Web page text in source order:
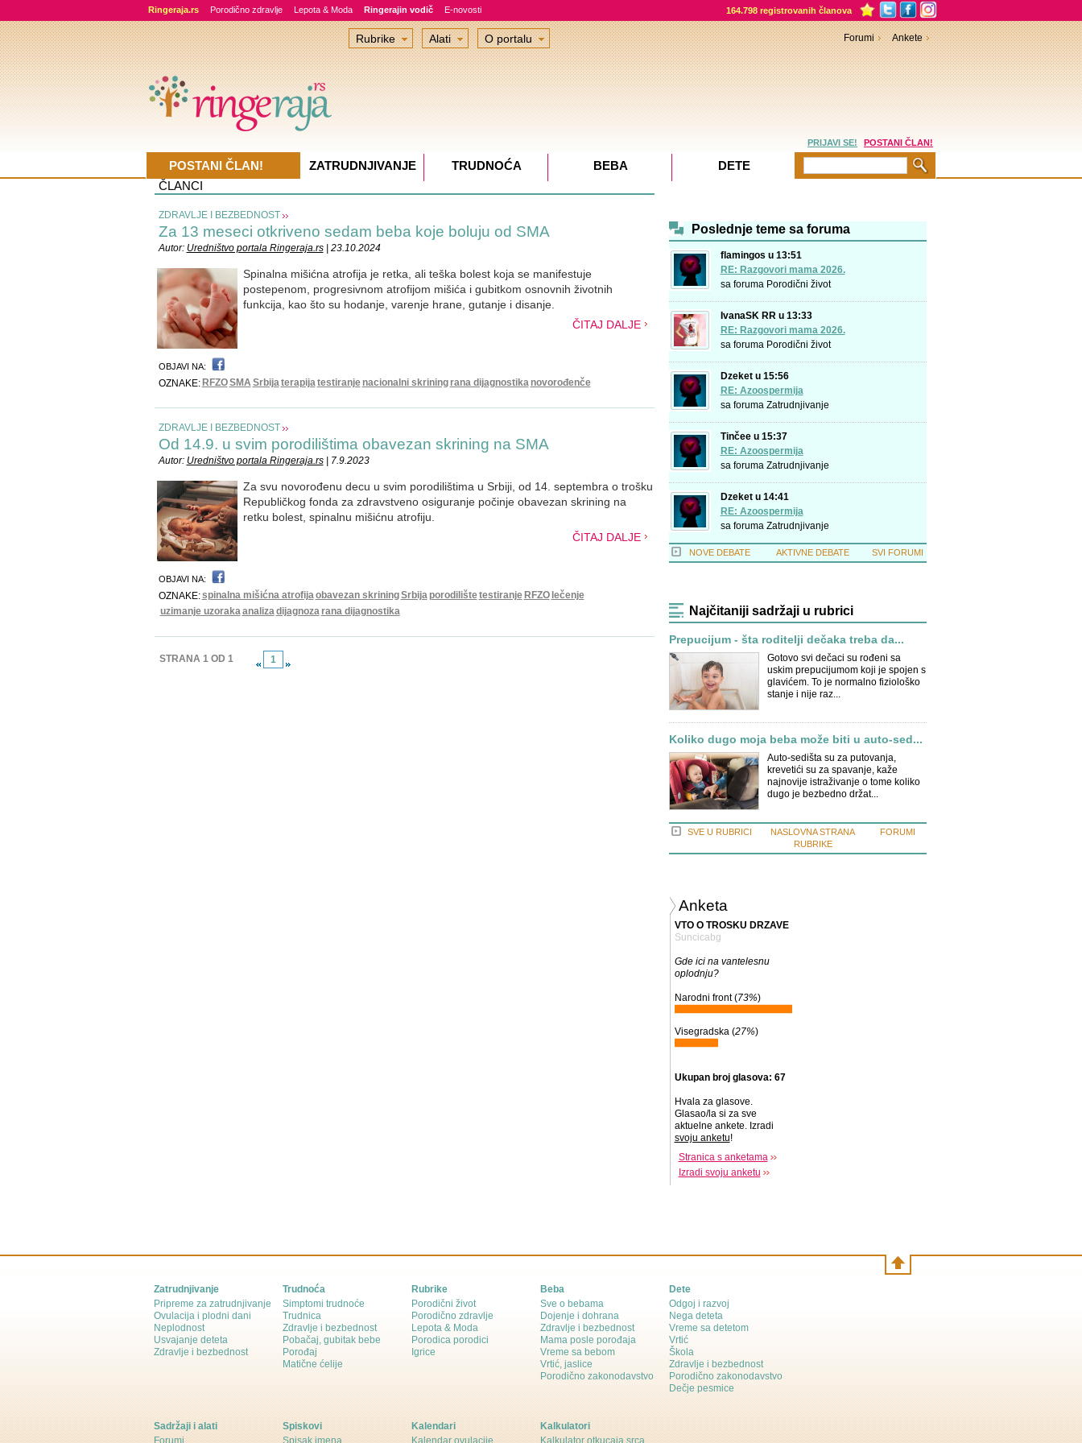
Ringeraja.rs Porodično zdravlje Lepota & Moda Ringerajin vodič E-novosti 164.798 registrovanih članova
ČLANCI
ZDRAVLJE I BEZBEDNOST
Za 13 meseci otkriveno sedam beba koje boluju od SMA
Autor: Uredništvo portala Ringeraja.rs| 23.10.2024
Spinalna mišićna atrofija je retka, ali teška bolest koja se manifestuje
postepenom, progresivnom atrofijom mišića i gubitkom osnovnih životnih
funkcija, kao što su hodanje, varenje hrane, gutanje i disanje.
ČITAJ DALJE
OBJAVI NA:
OZNAKE: RFZOSMA Srbijaterapijatestiranje nacionalni skrining rana dijagnostika novorođenče
ZDRAVLJE I BEZBEDNOST
Od 14.9. u svim porodilištima obavezan skrining na SMA
Autor: Uredništvo portala Ringeraja.rs| 7.9.2023
Za svu novorođenu decu u svim porodilištima u Srbiji, od 14. septembra o trošku
Republičkog fonda za zdravstveno osiguranje počinje obavezan skrining na
retku bolest, spinalnu mišićnu atrofiju.
ČITAJ DALJE
OBJAVI NA:
OZNAKE:spinalna mišićna atrofijaobavezan skriningSrbija porodilištetestiranje RFZO lečenje
uzimanje uzorakaanalizadijagnoza rana dijagnostika
STRANA 1 OD 1 1
Poslednje teme sa foruma
flamingos u 13:51
RE: Razgovori mama 2026.
sa foruma Porodični život
IvanaSK RR u 13:33
RE: Razgovori mama 2026.
sa foruma Porodični život
Dzeket u 15:56
RE: Azoospermija
sa foruma Zatrudnjivanje
Tinčee u 15:37
RE: Azoospermija
sa foruma Zatrudnjivanje
Dzeket u 14:41
RE: Azoospermija
sa foruma Zatrudnjivanje
NOVE DEBATE AKTIVNE DEBATE SVI FORUMI
Najčitaniji sadržaji u rubrici
Prepucijum - šta roditelji dečaka treba da...
Gotovo svi dečaci su rođeni sa
uskim prepucijumom koji je spojen s
glavićem. To je normalno fiziološko
stanje i nije raz...
Koliko dugo moja beba može biti u auto-sed...
Auto-sedišta su za putovanja,
krevetići su za spavanje, kaže
najnovije istraživanje o tome koliko
dugo je bezbedno držat...
SVE U RUBRICI
NASLOVNA STRANA
RUBRIKE
FORUMI
Anketa
VTO O TROSKU DRZAVE
Suncicabg
Gde ici na vantelesnu
oplodnju?
Narodni front (73%)
Visegradska (27%)
Ukupan broj glasova: 67
Hvala za glasove.
Glasao/la si za sve
aktuelne ankete. Izradi
svoju anketu!
Stranica s anketama
Izradi svoju anketu
Rubrike Alati O portalu Forumi Ankete
PRIJAVI SE! POSTANI ČLAN!
POSTANI ČLAN! ZATRUDNJIVANJE TRUDNOĆA BEBA DETE
Zatrudnjivanje
Pripreme za zatrudnjivanje
Ovulacija i plodni dani
Neplodnost
Usvajanje deteta
Zdravlje i bezbednost
Trudnoća
Simptomi trudnoće
Trudnica
Zdravlje i bezbednost
Pobačaj, gubitak bebe
Porođaj
Matične ćelije
Rubrike
Porodični život
Porodično zdravlje
Lepota & Moda
Porodica porodici
Igrice
Beba
Sve o bebama
Dojenje i dohrana
Zdravlje i bezbednost
Mama posle porođaja
Vreme sa bebom
Vrtić, jaslice
Porodično zakonodavstvo
Dete
Odgoj i razvoj
Nega deteta
Vreme sa detetom
Vrtić
Škola
Zdravlje i bezbednost
Porodično zakonodavstvo
Dečje pesmice
Sadržaji i alati
Forumi
Spiskovi
Spisak imena
Kalendari
Kalendar ovulacije
Kalkulatori
Kalkulator otkucaja srca